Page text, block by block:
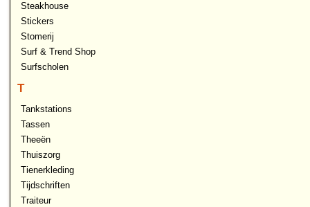
Steakhouse
Stickers
Stomerij
Surf & Trend Shop
Surfscholen
T
Tankstations
Tassen
Theeën
Thuiszorg
Tienerkleding
Tijdschriften
Traiteur